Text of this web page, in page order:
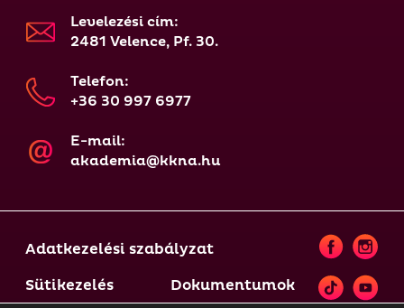
Levelezési cím:
2481 Velence, Pf. 30.
Telefon:
+36 30 997 6977
E-mail:
akademia@kkna.hu
Adatkezelési szabályzat
Sütikezelés
Dokumentumok